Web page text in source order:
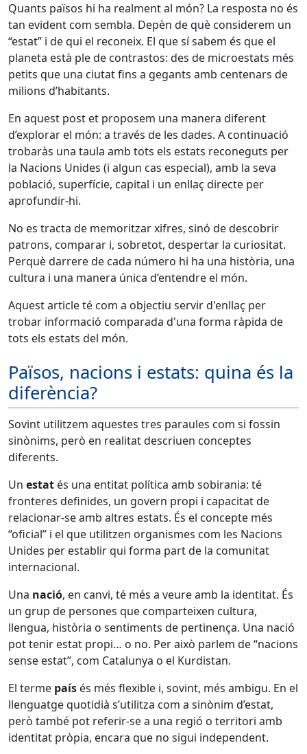
Quants països hi ha realment al món? La resposta no és
tan evident com sembla. Depèn de què considerem un
“estat” i de qui el reconeix. El que sí sabem és que el
planeta està ple de contrastos: des de microestats més
petits que una ciutat fins a gegants amb centenars de
milions d’habitants.
En aquest post et proposem una manera diferent
d’explorar el món: a través de les dades. A continuació
trobaràs una taula amb tots els estats reconeguts per
la Nacions Unides (i algun cas especial), amb la seva
població, superfície, capital i un enllaç directe per
aprofundir-hi.
No es tracta de memoritzar xifres, sinó de descobrir
patrons, comparar i, sobretot, despertar la curiositat.
Perquè darrere de cada número hi ha una història, una
cultura i una manera única d’entendre el món.
Aquest article té com a objectiu servir d'enllaç per
trobar informació comparada d'una forma ràpida de
tots els estats del món.
Països, nacions i estats: quina és la
diferència?
Sovint utilitzem aquestes tres paraules com si fossin
sinònims, però en realitat descriuen conceptes
diferents.
Un estat és una entitat política amb sobirania: té
fronteres definides, un govern propi i capacitat de
relacionar-se amb altres estats. És el concepte més
“oficial” i el que utilitzen organismes com les Nacions
Unides per establir qui forma part de la comunitat
internacional.
Una nació, en canvi, té més a veure amb la identitat. És
un grup de persones que comparteixen cultura,
llengua, història o sentiments de pertinença. Una nació
pot tenir estat propi… o no. Per això parlem de “nacions
sense estat”, com Catalunya o el Kurdistan.
El terme país és més flexible i, sovint, més ambigu. En el
llenguatge quotidià s’utilitza com a sinònim d’estat,
però també pot referir-se a una regió o territori amb
identitat pròpia, encara que no sigui independent.